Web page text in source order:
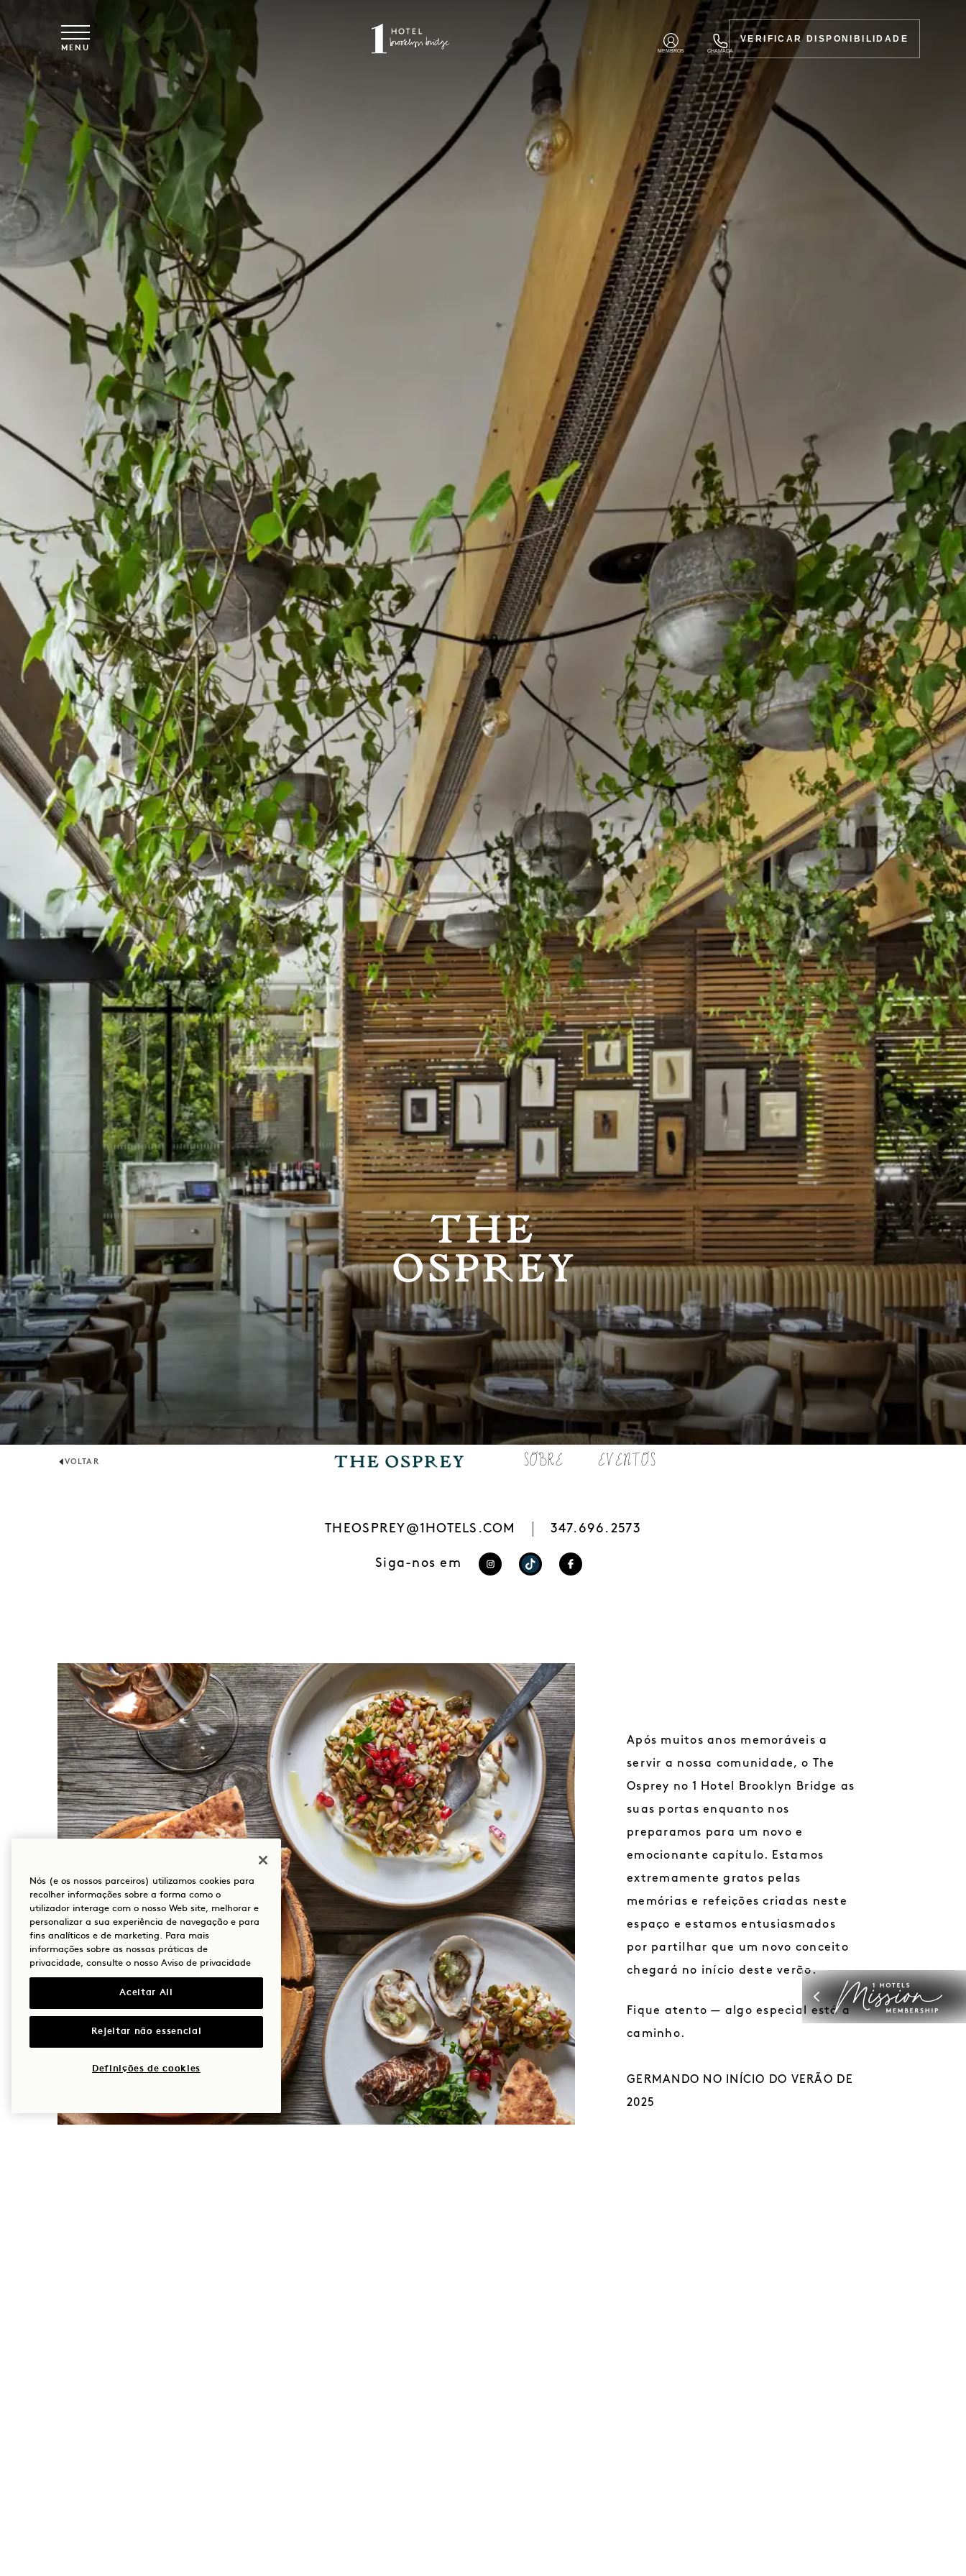
Saltar para o conteúdo principal
MENU MEMBROS CHAMADA
VERIFICAR DISPONIBILIDADE
O RESTAURANTE OSPREY
VOLTAR SOBRE EVENTOS
THEOSPREY@1HOTELS.COM 347.696.2573
Siga-nos em
Após muitos anos memoráveis a
servir a nossa comunidade, o The
Osprey no 1 Hotel Brooklyn Bridge as
suas portas enquanto nos
preparamos para um novo e
emocionante capítulo. Estamos
extremamente gratos pelas
memórias e refeições criadas neste
espaço e estamos entusiasmados
por partilhar que um novo conceito
chegará no início deste verão.
Fique atento — algo especial está a
caminho.
GERMANDO NO INÍCIO DO VERÃO DE
2025
Nós (e os nossos parceiros) utilizamos cookies para
recolher informações sobre a forma como o
utilizador interage com o nosso Web site, melhorar e
personalizar a sua experiência de navegação e para
fins analíticos e de marketing. Para mais
informações sobre as nossas práticas de
privacidade, consulte o nosso Aviso de privacidade
Aceitar All
Rejeitar não essencial
Definições de cookies